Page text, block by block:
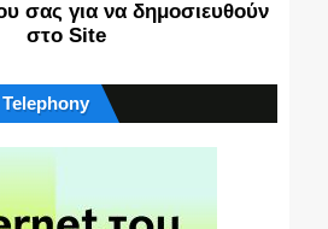
σας για να δημοσιευθούν
στο Site